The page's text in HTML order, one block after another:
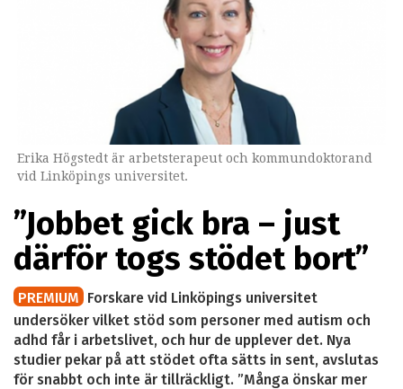
Erika Högstedt är arbetsterapeut och kommundoktorand
vid Linköpings universitet.
”Jobbet gick bra – just
därför togs stödet bort”
PREMIUM Forskare vid Linköpings universitet
undersöker vilket stöd som personer med autism och
adhd får i arbetslivet, och hur de upplever det. Nya
studier pekar på att stödet ofta sätts in sent, avslutas
för snabbt och inte är tillräckligt. ”Många önskar mer